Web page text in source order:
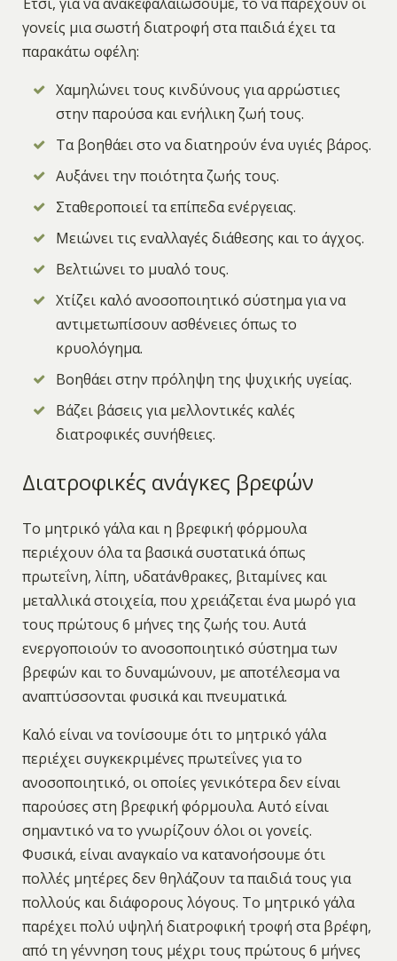
γονείς μια σωστή διατροφή στα παιδιά έχει τα
παρακάτω οφέλη:
Χαμηλώνει τους κινδύνους για αρρώστιες
στην παρούσα και ενήλικη ζωή τους.
Τα βοηθάει στο να διατηρούν ένα υγιές βάρος.
Αυξάνει την ποιότητα ζωής τους.
Σταθεροποιεί τα επίπεδα ενέργειας.
Μειώνει τις εναλλαγές διάθεσης και το άγχος.
Βελτιώνει το μυαλό τους.
Χτίζει καλό ανοσοποιητικό σύστημα για να
αντιμετωπίσουν ασθένειες όπως το
κρυολόγημα.
Βοηθάει στην πρόληψη της ψυχικής υγείας.
Βάζει βάσεις για μελλοντικές καλές
διατροφικές συνήθειες.
Διατροφικές ανάγκες βρεφών
Το μητρικό γάλα και η βρεφική φόρμουλα
περιέχουν όλα τα βασικά συστατικά όπως
πρωτεΐνη, λίπη, υδατάνθρακες, βιταμίνες και
μεταλλικά στοιχεία, που χρειάζεται ένα μωρό για
τους πρώτους 6 μήνες της ζωής του. Αυτά
ενεργοποιούν το ανοσοποιητικό σύστημα των
βρεφών και το δυναμώνουν, με αποτέλεσμα να
αναπτύσσονται φυσικά και πνευματικά.
Καλό είναι να τονίσουμε ότι το μητρικό γάλα
περιέχει συγκεκριμένες πρωτεΐνες για το
ανοσοποιητικό, οι οποίες γενικότερα δεν είναι
παρούσες στη βρεφική φόρμουλα. Αυτό είναι
σημαντικό να το γνωρίζουν όλοι οι γονείς.
Φυσικά, είναι αναγκαίο να κατανοήσουμε ότι
πολλές μητέρες δεν θηλάζουν τα παιδιά τους για
πολλούς και διάφορους λόγους. Το μητρικό γάλα
παρέχει πολύ υψηλή διατροφική τροφή στα βρέφη,
από τη γέννηση τους μέχρι τους πρώτους 6 μήνες